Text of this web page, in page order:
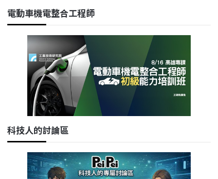
電動車機電整合工程師
科技人的討論區